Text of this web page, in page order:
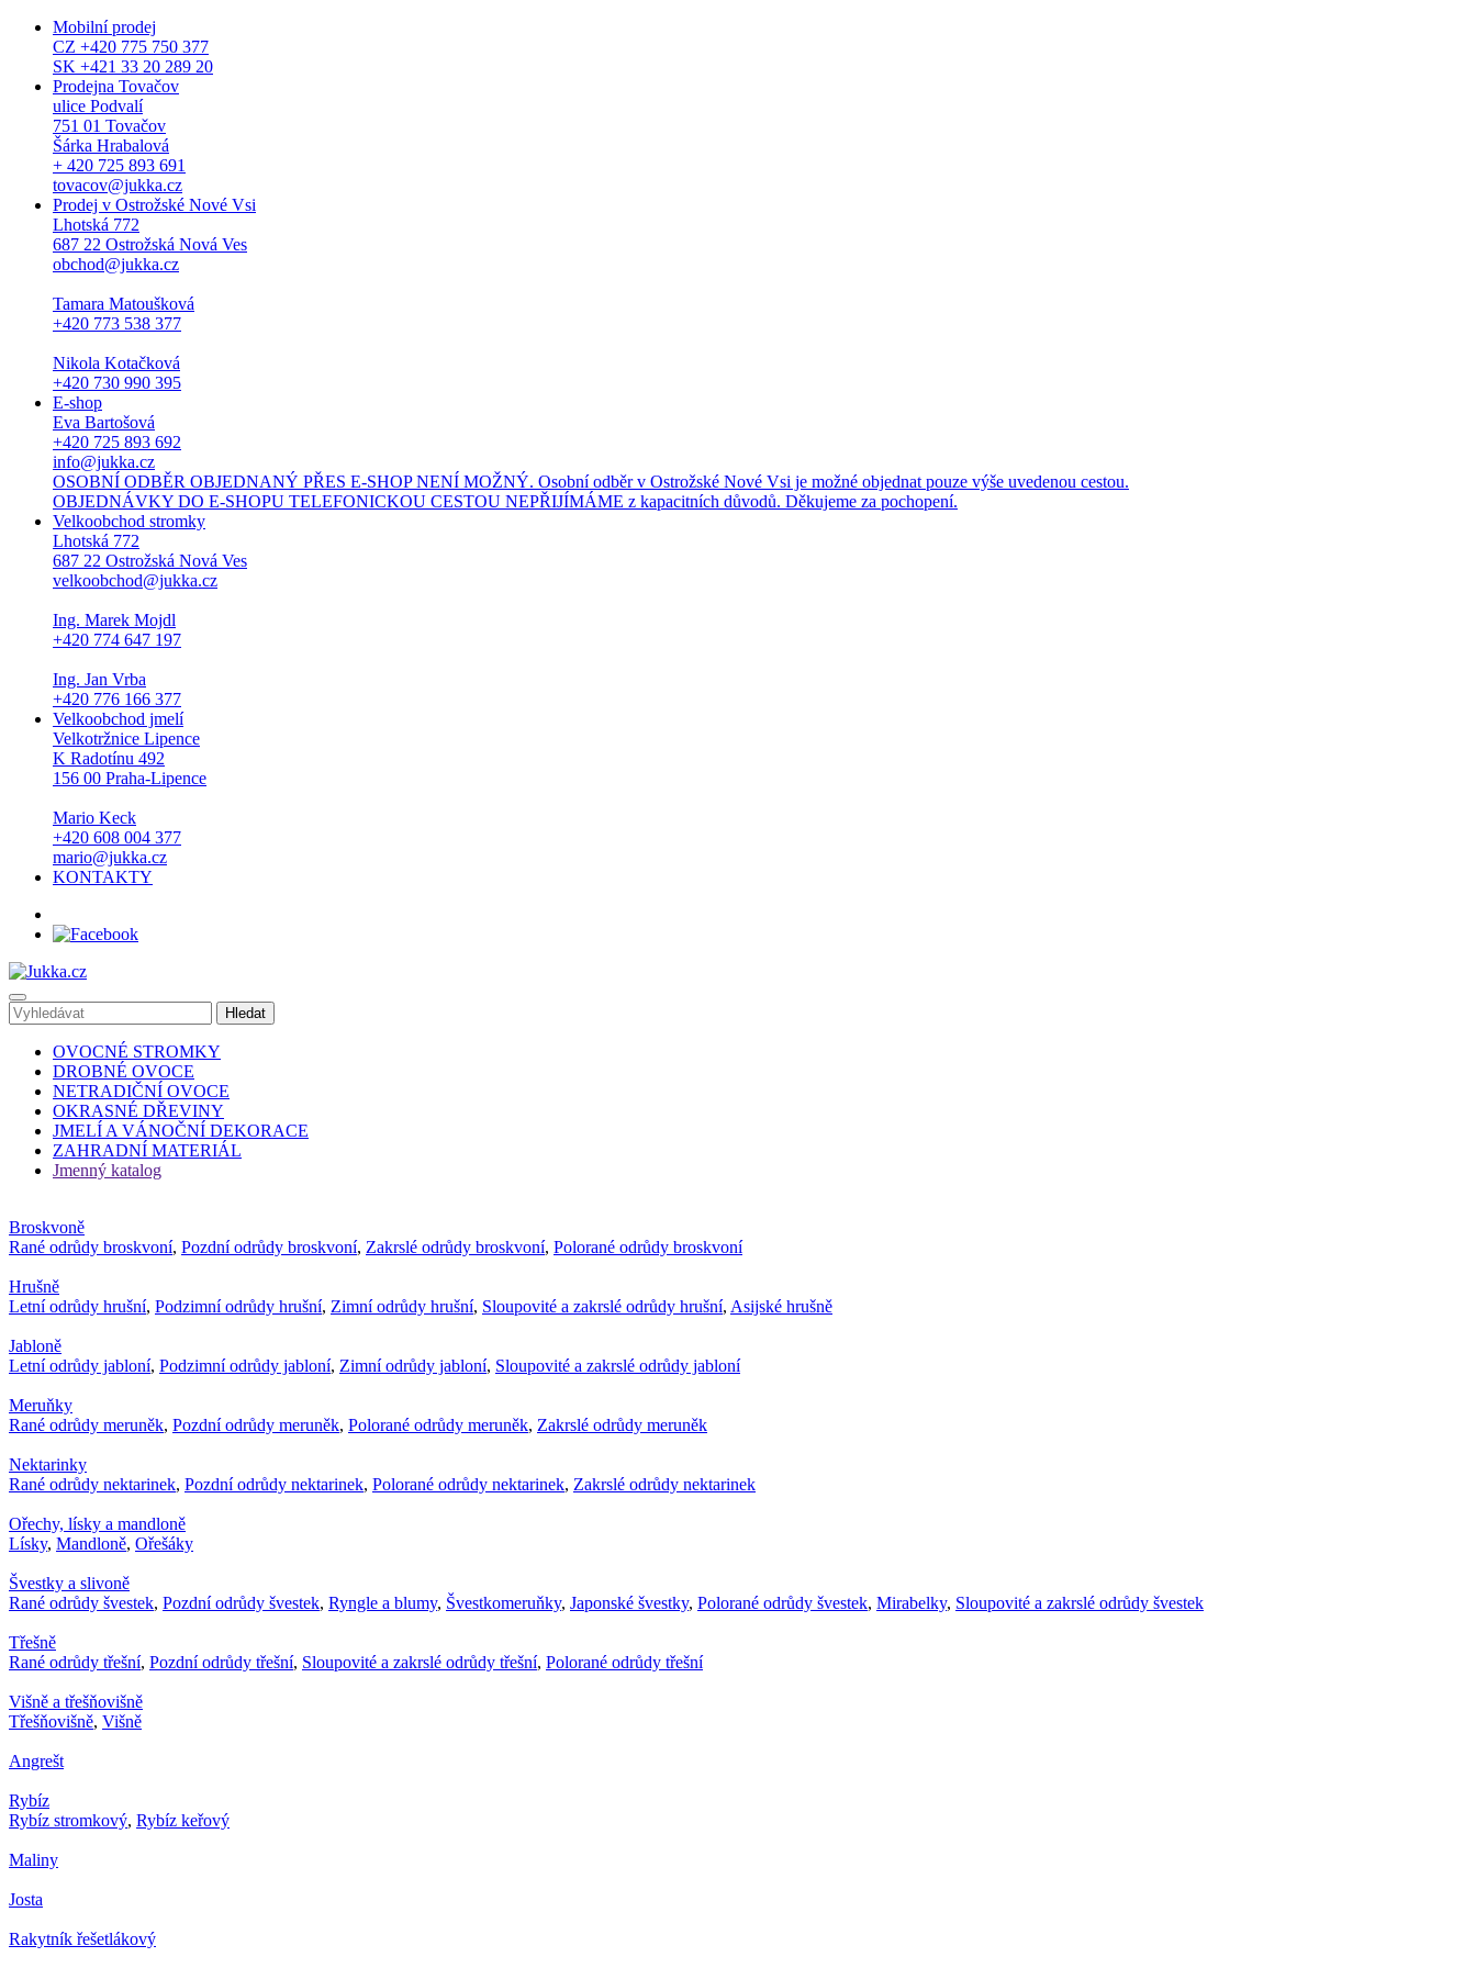
Mobilní prodej
CZ +420 775 750 377
SK +421 33 20 289 20
Prodejna Tovačov
ulice Podvalí
751 01 Tovačov
Šárka Hrabalová
+ 420 725 893 691
tovacov@jukka.cz
Prodej v Ostrožské Nové Vsi
Lhotská 772
687 22 Ostrožská Nová Ves
obchod@jukka.cz
Tamara Matoušková
+420 773 538 377
Nikola Kotačková
+420 730 990 395
E-shop
Eva Bartošová
+420 725 893 692
info@jukka.cz
OSOBNÍ ODBĚR OBJEDNANÝ PŘES E-SHOP NENÍ MOŽNÝ. Osobní odběr v Ostrožské Nové Vsi je možné objednat pouze výše uvedenou cestou.
OBJEDNÁVKY DO E-SHOPU TELEFONICKOU CESTOU NEPŘIJÍMÁME z kapacitních důvodů. Děkujeme za pochopení.
Velkoobchod stromky
Lhotská 772
687 22 Ostrožská Nová Ves
velkoobchod@jukka.cz
Ing. Marek Mojdl
+420 774 647 197
Ing. Jan Vrba
+420 776 166 377
Velkoobchod jmelí
Velkotržnice Lipence
K Radotínu 492
156 00 Praha-Lipence
Mario Keck
+420 608 004 377
mario@jukka.cz
KONTAKTY
OVOCNÉ STROMKY
DROBNÉ OVOCE
NETRADIČNÍ OVOCE
OKRASNÉ DŘEVINY
JMELÍ A VÁNOČNÍ DEKORACE
ZAHRADNÍ MATERIÁL
Jmenný katalog
Broskvoně
Rané odrůdy broskvoní, Pozdní odrůdy broskvoní, Zakrslé odrůdy broskvoní, Polorané odrůdy broskvoní
Hrušně
Letní odrůdy hrušní, Podzimní odrůdy hrušní, Zimní odrůdy hrušní, Sloupovité a zakrslé odrůdy hrušní, Asijské hrušně
Jabloně
Letní odrůdy jabloní, Podzimní odrůdy jabloní, Zimní odrůdy jabloní, Sloupovité a zakrslé odrůdy jabloní
Meruňky
Rané odrůdy meruněk, Pozdní odrůdy meruněk, Polorané odrůdy meruněk, Zakrslé odrůdy meruněk
Nektarinky
Rané odrůdy nektarinek, Pozdní odrůdy nektarinek, Polorané odrůdy nektarinek, Zakrslé odrůdy nektarinek
Ořechy, lísky a mandloně
Lísky, Mandloně, Ořešáky
Švestky a slivoně
Rané odrůdy švestek, Pozdní odrůdy švestek, Ryngle a blumy, Švestkomeruňky, Japonské švestky, Polorané odrůdy švestek, Mirabelky, Sloupovité a zakrslé odrůdy švestek
Třešně
Rané odrůdy třešní, Pozdní odrůdy třešní, Sloupovité a zakrslé odrůdy třešní, Polorané odrůdy třešní
Višně a třešňovišně
Třešňovišně, Višně
Angrešt
Rybíz
Rybíz stromkový, Rybíz keřový
Maliny
Josta
Rakytník řešetlákový